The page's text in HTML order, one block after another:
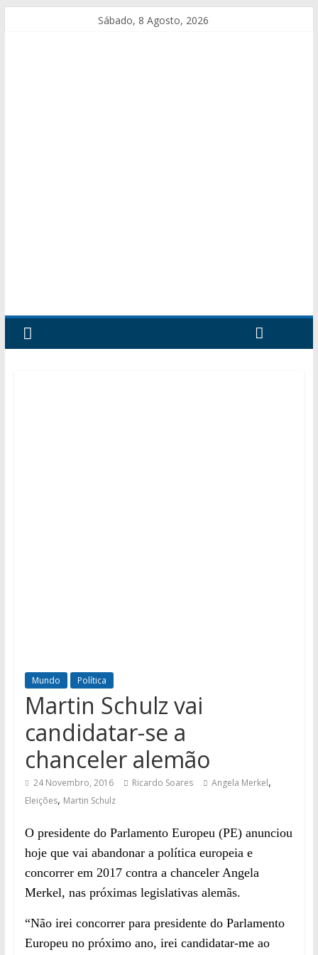
Sábado, 8 Agosto, 2026
Mundo Política
Martin Schulz vai
candidatar-se a
chanceler alemão
24 Novembro, 2016 Ricardo Soares Angela Merkel,
Eleições, Martin Schulz
O presidente do Parlamento Europeu (PE) anunciou
hoje que vai abandonar a política europeia e
concorrer em 2017 contra a chanceler Angela
Merkel, nas próximas legislativas alemãs.
“Não irei concorrer para presidente do Parlamento
Europeu no próximo ano, irei candidatar-me ao